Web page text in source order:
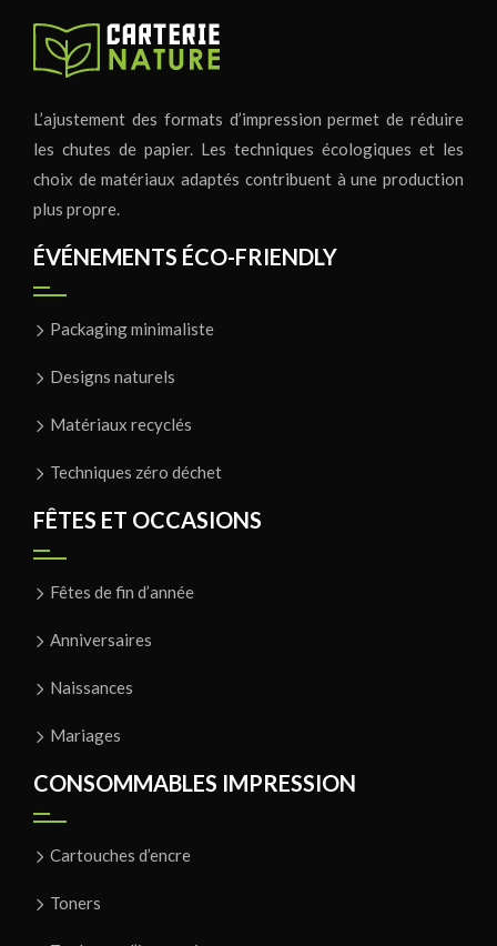
L’ajustement des formats d’impression permet de réduire
les chutes de papier. Les techniques écologiques et les
choix de matériaux adaptés contribuent à une production
plus propre.
ÉVÉNEMENTS ÉCO-FRIENDLY
Packaging minimaliste
Designs naturels
Matériaux recyclés
Techniques zéro déchet
FÊTES ET OCCASIONS
Fêtes de fin d’année
Anniversaires
Naissances
Mariages
CONSOMMABLES IMPRESSION
Cartouches d’encre
Toners